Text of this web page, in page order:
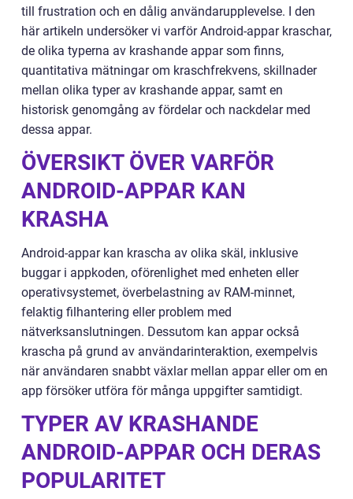
till frustration och en dålig användarupplevelse. I den
här artikeln undersöker vi varför Android-appar kraschar,
de olika typerna av krashande appar som finns,
quantitativa mätningar om kraschfrekvens, skillnader
mellan olika typer av krashande appar, samt en
historisk genomgång av fördelar och nackdelar med
dessa appar.
ÖVERSIKT ÖVER VARFÖR
ANDROID-APPAR KAN
KRASHA
Android-appar kan krascha av olika skäl, inklusive
buggar i appkoden, oförenlighet med enheten eller
operativsystemet, överbelastning av RAM-minnet,
felaktig filhantering eller problem med
nätverksanslutningen. Dessutom kan appar också
krascha på grund av användarinteraktion, exempelvis
när användaren snabbt växlar mellan appar eller om en
app försöker utföra för många uppgifter samtidigt.
TYPER AV KRASHANDE
ANDROID-APPAR OCH DERAS
POPULARITET